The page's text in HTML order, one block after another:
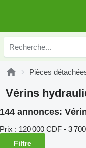
Pièces
Vérins
144 annonces:
Prix : 120 000 CDF - 3
Filtre